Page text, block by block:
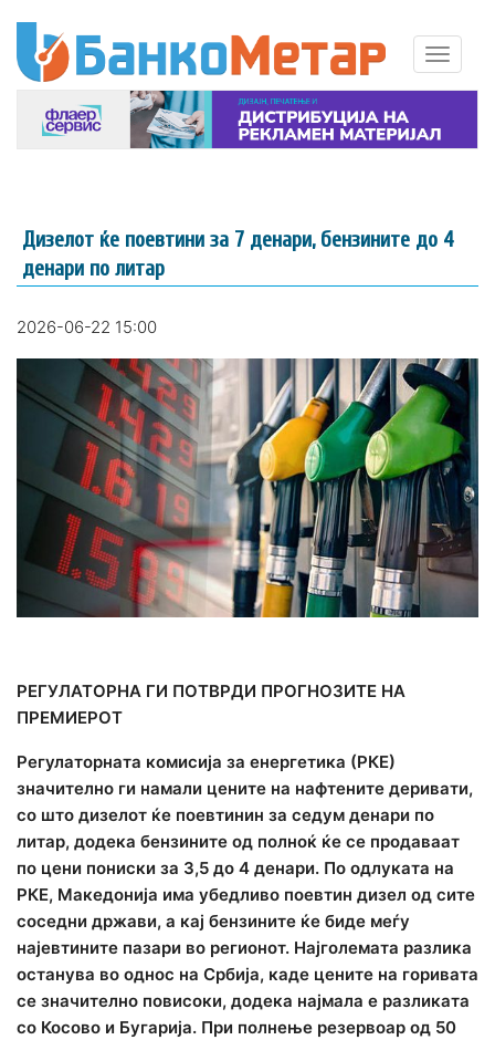
Дизелот ќe поевтини за 7 денари, бензините до 4
денари по литар
2026-06-22 15:00
РЕГУЛАТОРНА ГИ ПОТВРДИ ПРОГНОЗИТЕ НА
ПРЕМИЕРОТ
Регулаторната комисија за енергетика (РКЕ)
значително ги намали цените на нафтените деривати,
со што дизелот ќе поевтинин за седум денари по
литар, додека бензините од полноќ ќе се продаваат
по цени пониски за 3,5 до 4 денари. По одлуката на
РКЕ, Македонија има убедливо поевтин дизел од сите
соседни држави, а кај бензините ќе биде меѓу
најевтините пазари во регионот. Најголемата разлика
останува во однос на Србија, каде цените на горивата
се значително повисоки, додека најмала е разликата
со Косово и Бугарија. При полнење резервоар од 50